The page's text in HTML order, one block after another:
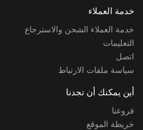
خدمة العملاء
خدمة العملاء الشحن والاسترجاع
التعليمات
اتصل
سياسة ملفات الارتباط
أين يمكنك أن تجدنا
فروعنا
خريطة الموقع